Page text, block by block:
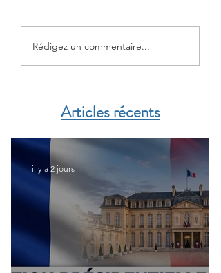
Liste des cliniques
conventionnées par la
CFE
Rédigez un commentaire...
Articles récents
il y a 2 jours